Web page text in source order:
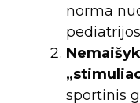
norma
sportinis